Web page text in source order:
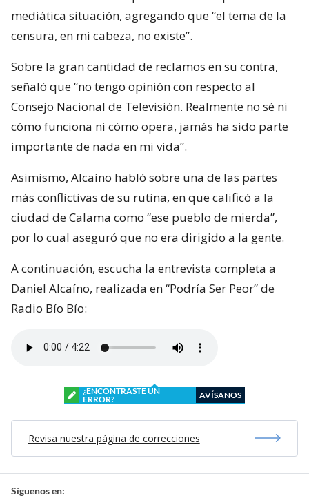
mediática situación, agregando que “el tema de la
censura, en mi cabeza, no existe”.
Sobre la gran cantidad de reclamos en su contra,
señaló que “no tengo opinión con respecto al
Consejo Nacional de Televisión. Realmente no sé ni
cómo funciona ni cómo opera, jamás ha sido parte
importante de nada en mi vida”.
Asimismo, Alcaíno habló sobre una de las partes
más conflictivas de su rutina, en que calificó a la
ciudad de Calama como “ese pueblo de mierda”,
por lo cual aseguró que no era dirigido a la gente.
A continuación, escucha la entrevista completa a
Daniel Alcaíno, realizada en “Podría Ser Peor” de
Radio Bío Bío:
¿ENCONTRASTE UN
ERROR?
AVÍSANOS
Revisa nuestra página de correcciones
Síguenos en: